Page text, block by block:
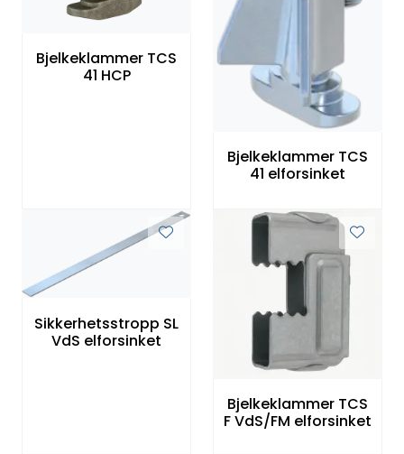
Bjelkeklammer TCS
41 HCP
Bjelkeklammer TCS
41 elforsinket
Sikkerhetsstropp SL
VdS elforsinket
Bjelkeklammer TCS
F VdS/FM elforsinket